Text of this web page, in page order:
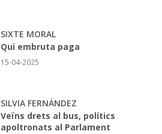
SIXTE MORAL
Qui embruta paga
15-04-2025
SILVIA FERNÁNDEZ
Veïns drets al bus, polítics
apoltronats al Parlament